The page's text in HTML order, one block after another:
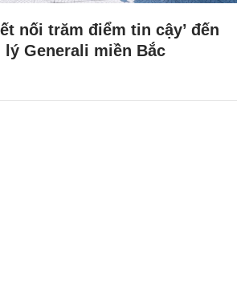
nối trăm điểm tin cậy’ đến
lý Generali miền Bắc